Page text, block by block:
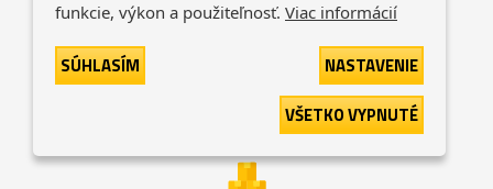
Objednávka už zajtra u vás
Pri objednávke do 16:00 garantujeme
doručenie už nasledujúci pracovný deň.
funkcie, výkon a použiteľnosť. Viac informácií
SÚHLASÍM
NASTAVENIE
VŠETKO VYPNUTÉ